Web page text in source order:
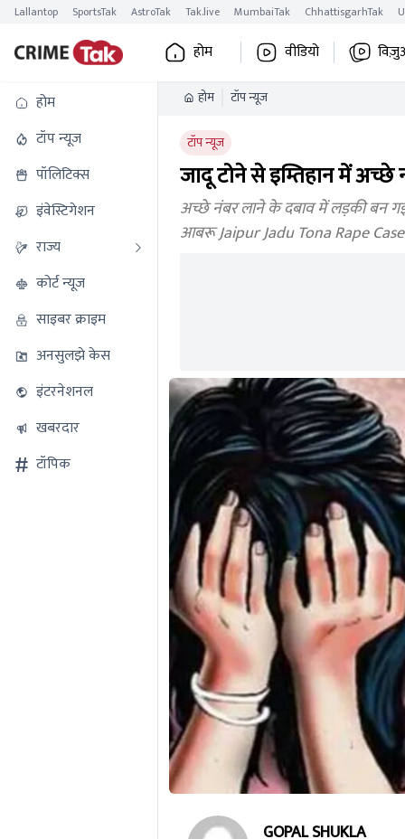
Lallantop SportsTak AstroTak Tak.live MumbaiTak ChhattisgarhTak
होम वीडियो
होम
टॉप न्यूज
पॉलिटिक्स
इंवेस्टिगेशन
राज्य
कोर्ट न्यूज
साइबर क्राइम
अनसुलझे केस
इंटरनेशनल
खबरदार
टॉपिक
होम टॉप न्यूज
टॉप न्यूज
जादू टोने से इम्तिहान में
अच्छे नंबर लाने के दबाव में लड़की बन गई
आबरू Jaipur Jadu Tona Rape
GOPAL SHUKLA